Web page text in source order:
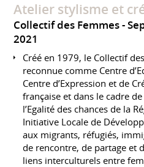
Atelier stylisme et
Collectif des Femmes
2021
Créé en 1979, le Collectif
reconnue comme Centre
Centre d’Expression et de
française et dans le cadre
l’Egalité des chances de la
Initiative Locale de
aux migrants, réfugiés,
de rencontre, de partage et
liens interculturels entre